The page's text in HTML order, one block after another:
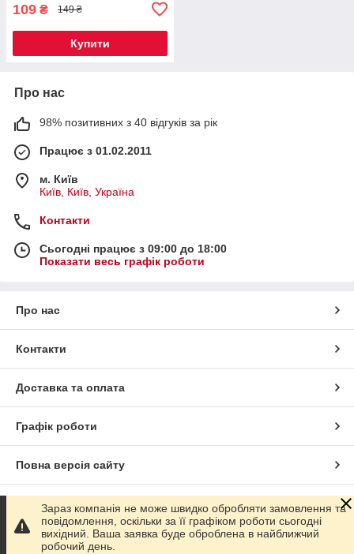
109 ₴ 149 ₴
Купити
Про нас
98% позитивних з 40 відгуків за рік
Працює з 01.02.2011
м. Київ
Київ, Київ, Україна
Контакти
Сьогодні працює з 09:00 до 18:00
Показати весь графік роботи
Про нас
Контакти
Доставка та оплата
Графік роботи
Повна версія сайту
Сайт створено на маркетплейсі Prom.ua
Політика конфіденційності
Зараз компанія не може швидко обробляти замовлення та
повідомлення, оскільки за її графіком роботи сьогодні
вихідний. Ваша заявка буде оброблена в найближчий
робочий день.